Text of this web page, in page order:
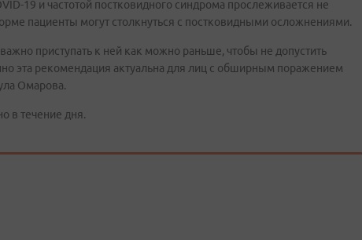
19 и частотой постковидного синдрома прослеживается не
пациенты могут столкнуться с постковидными осложнениями.
приступать к ней как можно раньше, чтобы не допустить
эта рекомендация актуальна для лиц с обширным поражением
Омарова.
в течение дня.